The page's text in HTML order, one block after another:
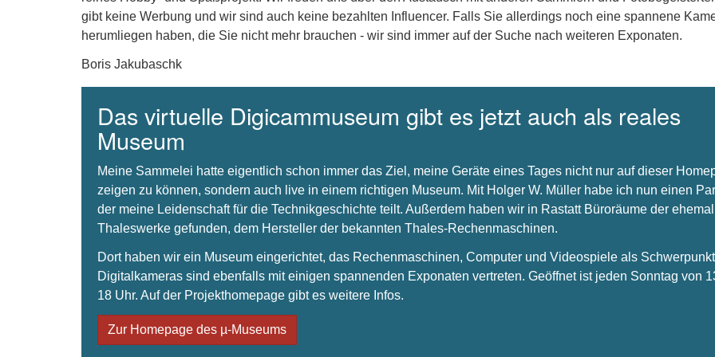
gibt keine Werbung und wir sind auch keine bezahlten Influencer. Falls Sie allerdings noch eine spannene
herumliegen haben, die Sie nicht mehr brauchen - wir sind immer auf der Suche nach weiteren Exponaten.
Boris Jakubaschk
Das virtuelle Digicammuseum gibt es jetzt auch als reales
Museum
Meine Sammelei hatte eigentlich schon immer das Ziel, meine Geräte eines Tages nicht nur auf dieser
zeigen zu können, sondern auch live in einem richtigen Museum. Mit Holger W. Müller habe ich nun einen
der meine Leidenschaft für die Technikgeschichte teilt. Außerdem haben wir in Rastatt Büroräume der
Thaleswerke gefunden, dem Hersteller der bekannten Thales-Rechenmaschinen.
Dort haben wir ein Museum eingerichtet, das Rechenmaschinen, Computer und Videospiele als
Digitalkameras sind ebenfalls mit einigen spannenden Exponaten vertreten. Geöffnet ist jeden Sonntag von
18 Uhr. Auf der Projekthomepage gibt es weitere Infos.
Zur Homepage des µ-Museums